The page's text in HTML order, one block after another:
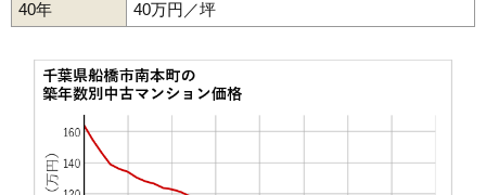
(63.6万円/㎡~67.7万円/㎡)
無料一括査定をする
コスモ船橋宮本
千葉県船橋市宮本2丁目
交通 大神宮下駅（5分）、船橋駅（11分）
40年
40万円／坪